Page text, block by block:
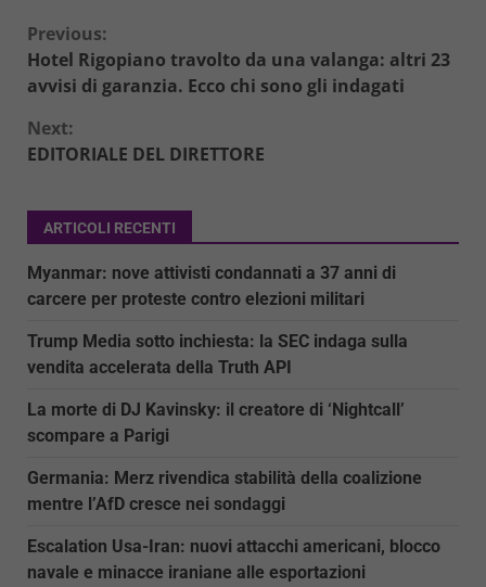
Continue
Reading
Previous:
Hotel Rigopiano travolto da una valanga: altri 23
avvisi di garanzia. Ecco chi sono gli indagati
Next:
EDITORIALE DEL DIRETTORE
ARTICOLI RECENTI
Myanmar: nove attivisti condannati a 37 anni di
carcere per proteste contro elezioni militari
Trump Media sotto inchiesta: la SEC indaga sulla
vendita accelerata della Truth API
La morte di DJ Kavinsky: il creatore di ‘Nightcall’
scompare a Parigi
Germania: Merz rivendica stabilità della coalizione
mentre l’AfD cresce nei sondaggi
Escalation Usa-Iran: nuovi attacchi americani, blocco
navale e minacce iraniane alle esportazioni